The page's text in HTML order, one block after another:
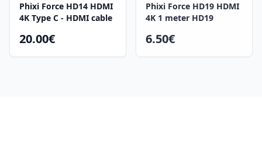
Phixi Force HD14 HDMI
4K Type C - HDMI cable
20.00€
Phixi Force HD19 HDMI
4K 1 meter HD19
6.50€